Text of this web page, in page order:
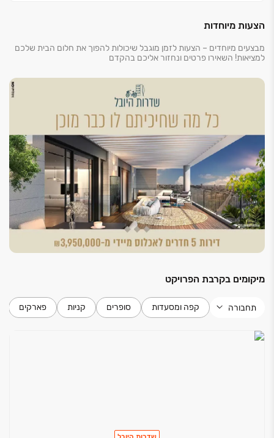
ריצוף וחיפוי חדרי רחצה – פורצלן אנטי סליפ
אסלות תלויות - מיכלי הדחה סמויים
אמבטיה אקרילית
ארון אמבטיה מעוצב כולל מראה בחדרי הרחצה
חניה מקורה לכל דירה
מחסן לכל דירה
בניין
לובי כניסה מפואר ומעוצב
חדר עגלות ואופניים
חדר לרווחת הדיירים
מנגנון פיקוד שבת באחת המעליות
הצעות מיוחדות
מבצעים מיוחדים – הצעות לזמן מוגבל שיכולות להפוך את חלום הבית שלכם
למציאות! השאירו פרטים ונחזור אליכם בהקדם
מיקומים בקרבת הפרויקט
תחבורה קפה ומסעדות סופרים קניות פארקים